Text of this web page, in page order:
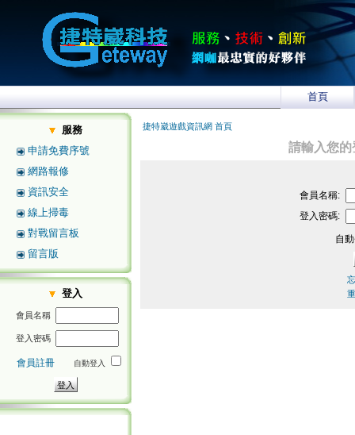
首頁
服務
申請免費序號
網路報修
資訊安全
線上掃毒
對戰留言板
留言版
登入
會員名稱
登入密碼
會員註冊 自動登入
捷特崴遊戲資訊網 首頁
請輸入您
會員名稱:
登入密碼:
自